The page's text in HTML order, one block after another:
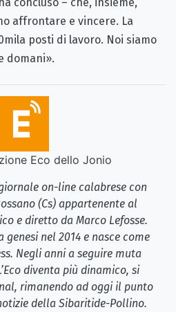
concluso – che, insieme,
affrontare e vincere. La
posti di lavoro. Noi siamo
domani».
Eco dello Jonio
on-line calabrese con
(Cs) appartenente al
e diretto da Marco Lefosse.
nel 2014 e nasce come
Negli anni a seguire muta
diventa più dinamico, si
rimanendo ad oggi il punto
della Sibaritide-Pollino.